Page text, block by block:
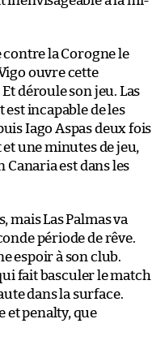
contre la Corogne le
ouvre cette
déroule son jeu. Las
est incapable de les
Iago Aspas deux fois
une minutes de jeu,
Canaria est dans les
mais Las Palmas va
période de rêve.
espoir à son club.
fait basculer le match
dans la surface.
et penalty, que